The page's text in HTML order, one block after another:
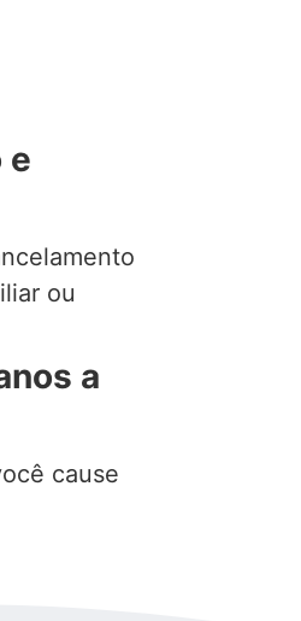
e
ou
a
cause